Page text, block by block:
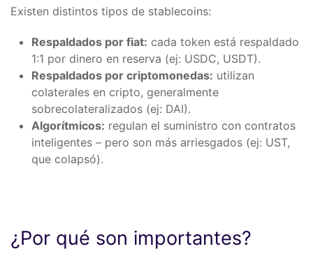
Existen distintos tipos de stablecoins:
Respaldados por fiat: cada token está respaldado
1:1 por dinero en reserva (ej: USDC, USDT).
Respaldados por criptomonedas: utilizan
colaterales en cripto, generalmente
sobrecolateralizados (ej: DAI).
Algorítmicos: regulan el suministro con contratos
inteligentes – pero son más arriesgados (ej: UST,
que colapsó).
¿Por qué son importantes?